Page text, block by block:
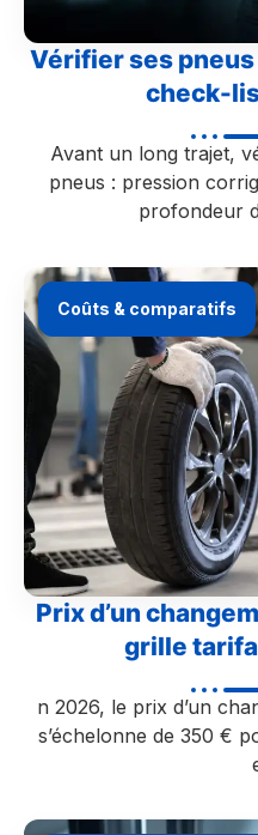
Vérifier ses
check-
Avant un long trajet,
pneus : pression
profondeur
Coûts & comparatifs
Prix d’un
grille
n 2026, le prix d’un
s’échelonne de 350 €